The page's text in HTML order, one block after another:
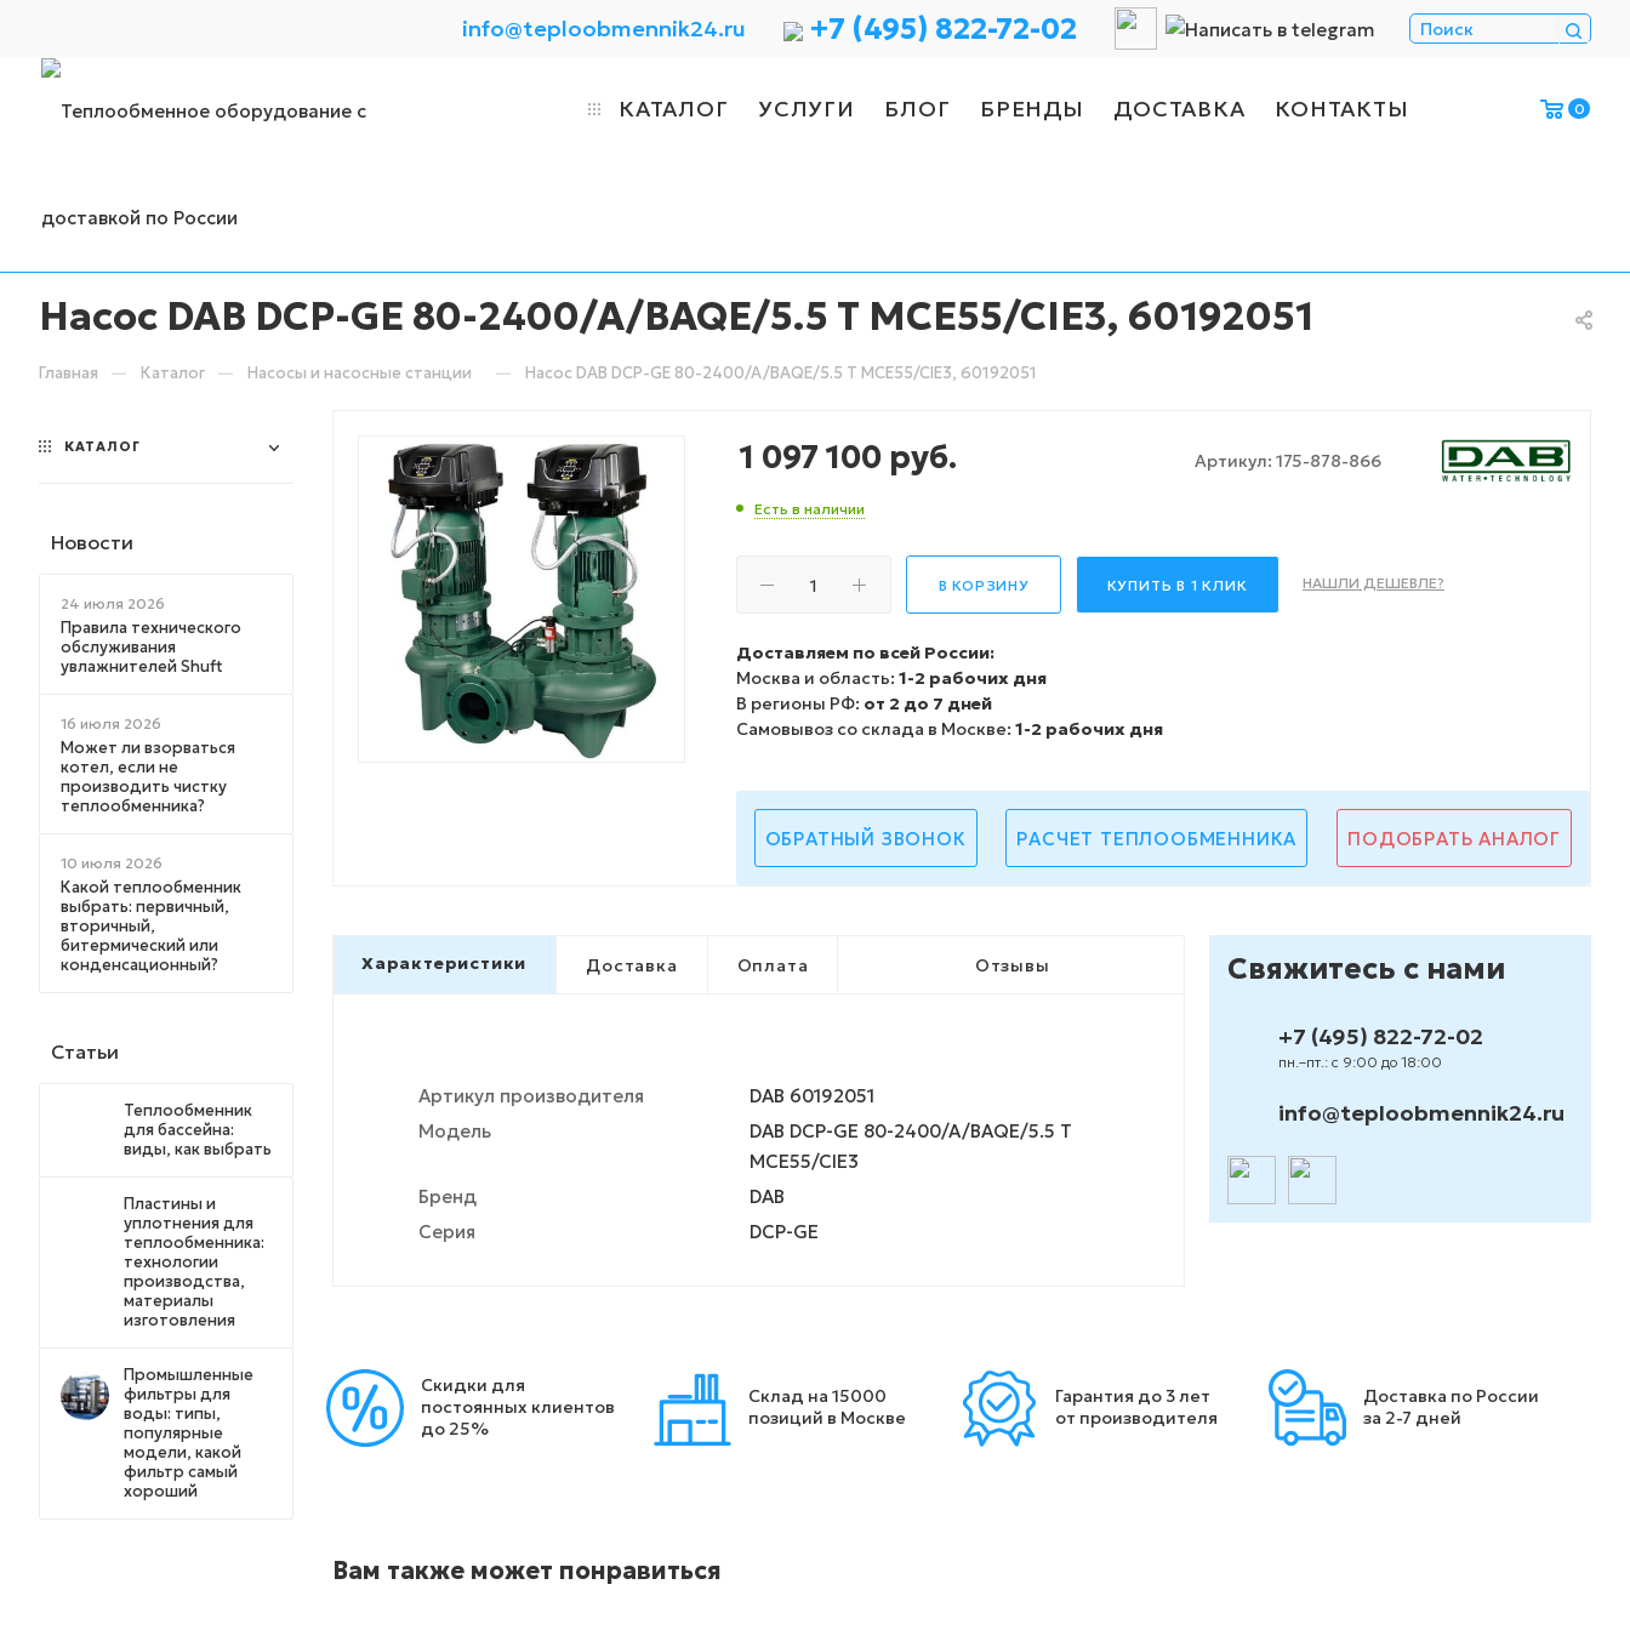
info@teploobmennik24.ru +7 (495) 822-72-02
КАТАЛОГ УСЛУГИ БЛОГ БРЕНДЫ ДОСТАВКА КОНТАКТЫ 0
Насос DAB DCP-GE 80-2400/A/BAQE/5.5 T MCE55/CIE3, 60192051
Главная — Каталог — Насосы и насосные станции — Насос DAB DCP-GE 80-2400/A/BAQE/5.5 T MCE55/CIE3, 60192051
Артикул: 175-878-866
1 097 100 руб.
Есть в наличии
В КОРЗИНУ КУПИТЬ В 1 КЛИК НАШЛИ ДЕШЕВЛЕ?
Доставляем по всей России:
Москва и область: 1-2 рабочих дня
В регионы РФ: от 2 до 7 дней
Самовывоз со склада в Москве: 1-2 рабочих дня
ОБРАТНЫЙ ЗВОНОК РАСЧЕТ ТЕПЛООБМЕННИКА ПОДОБРАТЬ АНАЛОГ
Характеристики Доставка Оплата Отзывы
Артикул производителя
DAB 60192051
Модель
DAB DCP-GE 80-2400/A/BAQE/5.5 T
MCE55/CIE3
Бренд
DAB
Серия
DCP-GE
Свяжитесь с нами
+7 (495) 822-72-02
пн.–пт.: с 9:00 до 18:00
info@teploobmennik24.ru
Скидки для
постоянных клиентов
до 25%
Склад на 15000
позиций в Москве
Гарантия до 3 лет
от производителя
Доставка по России
за 2-7 дней
Вам также может понравиться
КАТАЛОГ
Новости
24 июля 2026
Правила технического
обслуживания
увлажнителей Shuft
16 июля 2026
Может ли взорваться
котел, если не
производить чистку
теплообменника?
10 июля 2026
Какой теплообменник
выбрать: первичный,
вторичный,
битермический или
конденсационный?
Статьи
Теплообменник
для бассейна:
виды, как выбрать
Пластины и
уплотнения для
теплообменника:
технологии
производства,
материалы
изготовления
Промышленные
фильтры для
воды: типы,
популярные
модели, какой
фильтр самый
хороший